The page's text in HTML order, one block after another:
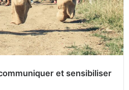
et sensibiliser